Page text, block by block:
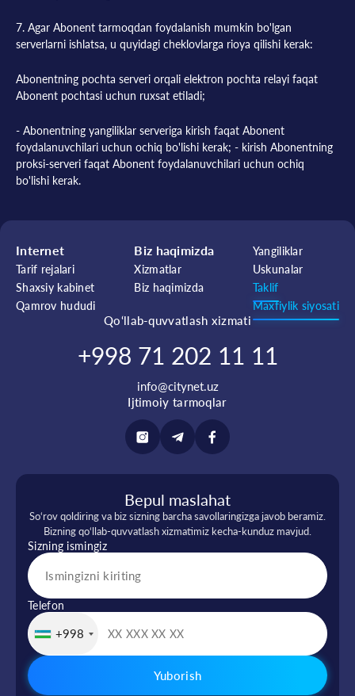
7. Agar Abonent tarmoqdan foydalanish mumkin bo'lgan
serverlarni ishlatsa, u quyidagi cheklovlarga rioya qilishi kerak:
Abonentning pochta serveri orqali elektron pochta relayi faqat
Abonent pochtasi uchun ruxsat etiladi;
- Abonentning yangiliklar serveriga kirish faqat Abonent
foydalanuvchilari uchun ochiq bo'lishi kerak; - kirish Abonentning
proksi-serveri faqat Abonent foydalanuvchilari uchun ochiq
bo'lishi kerak.
Internet
Tarif rejalari
Shaxsiy kabinet
Qamrov hududi
Biz haqimizda
Xizmatlar
Biz haqimizda
Yangiliklar
Uskunalar
Taklif
Maxfiylik siyosati
Qo‘llab-quvvatlash xizmati
+998 71 202 11 11
info@citynet.uz
Ijtimoiy tarmoqlar
Bepul maslahat
So‘rov qoldiring va biz sizning barcha savollaringizga javob beramiz.
Bizning qo‘llab-quvvatlash xizmatimiz kecha-kunduz mavjud.
Sizning ismingiz
Telefon
+998
Yuborish